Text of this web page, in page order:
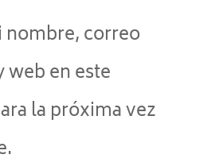
nombre, correo
en este
la próxima vez